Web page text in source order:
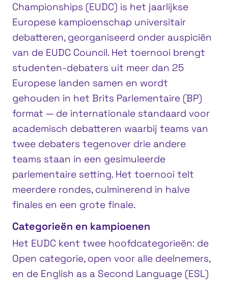
Championships (EUDC) is het jaarlijkse
Europese kampioenschap universitair
debatteren, georganiseerd onder auspiciën
van de EUDC Council. Het toernooi brengt
studenten-debaters uit meer dan 25
Europese landen samen en wordt
gehouden in het Brits Parlementaire (BP)
format — de internationale standaard voor
academisch debatteren waarbij teams van
twee debaters tegenover drie andere
teams staan in een gesimuleerde
parlementaire setting. Het toernooi telt
meerdere rondes, culminerend in halve
finales en een grote finale.
Categorieën en kampioenen
Het EUDC kent twee hoofdcategorieën: de
Open categorie, open voor alle deelnemers,
en de English as a Second Language (ESL)